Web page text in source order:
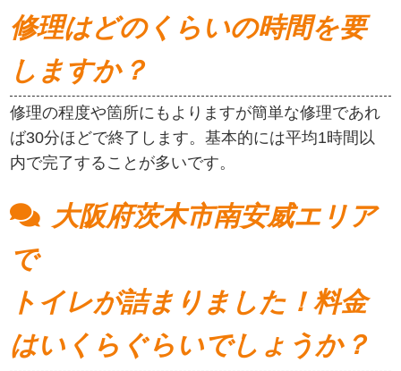
修理はどのくらいの時間を要
しますか？
修理の程度や箇所にもよりますが簡単な修理であれ
ば30分ほどで終了します。基本的には平均1時間以
内で完了することが多いです。
大阪府茨木市南安威エリア
で
トイレが詰まりました！料金
はいくらぐらいでしょうか？